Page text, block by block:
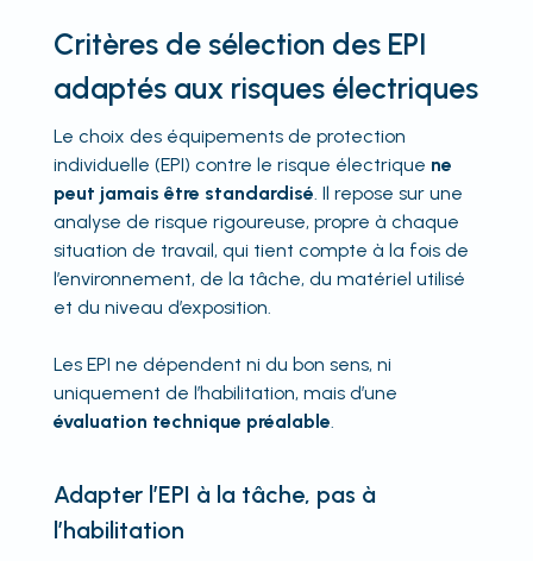
Critères de sélection des EPI
adaptés aux risques électriques
Le choix des équipements de protection
individuelle (EPI) contre le risque électrique ne
peut jamais être standardisé. Il repose sur une
analyse de risque rigoureuse, propre à chaque
situation de travail, qui tient compte à la fois de
l’environnement, de la tâche, du matériel utilisé
et du niveau d’exposition.
Les EPI ne dépendent ni du bon sens, ni
uniquement de l’habilitation, mais d’une
évaluation technique préalable.
Adapter l’EPI à la tâche, pas à
l’habilitation